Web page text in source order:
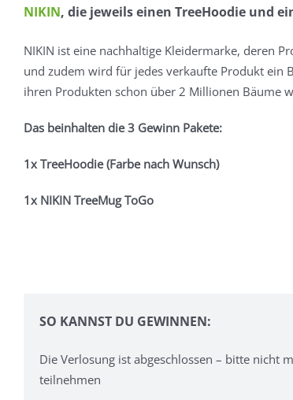
NIKIN, die jeweils einen TreeHoodie und
NIKIN ist eine nachhaltige Kleidermarke, deren
und zudem wird für jedes verkaufte Produkt ein
ihren Produkten schon über 2 Millionen Bäume
Das beinhalten die 3 Gewinn Pakete:
1x TreeHoodie (Farbe nach Wunsch)
1x NIKIN TreeMug ToGo
SO KANNST DU GEWINNEN:
Die Verlosung ist abgeschlossen – bitte nicht
teilnehmen